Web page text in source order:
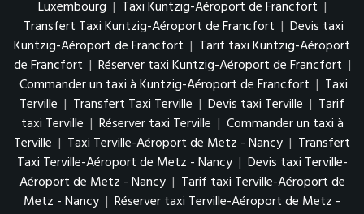
Luxembourg | Taxi Kuntzig-Aéroport de Francfort |
Transfert Taxi Kuntzig-Aéroport de Francfort | Devis taxi
Kuntzig-Aéroport de Francfort | Tarif taxi Kuntzig-Aéroport
de Francfort | Réserver taxi Kuntzig-Aéroport de Francfort |
Commander un taxi à Kuntzig-Aéroport de Francfort | Taxi
Terville | Transfert Taxi Terville | Devis taxi Terville | Tarif
taxi Terville | Réserver taxi Terville | Commander un taxi à
Terville | Taxi Terville-Aéroport de Metz - Nancy | Transfert
Taxi Terville-Aéroport de Metz - Nancy | Devis taxi Terville-
Aéroport de Metz - Nancy | Tarif taxi Terville-Aéroport de
Metz - Nancy | Réserver taxi Terville-Aéroport de Metz -